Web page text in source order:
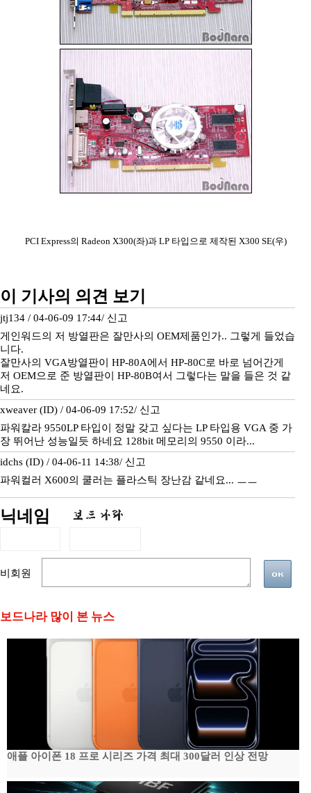
PCI Express의 Radeon X300(좌)과 LP 타입으로 제작된 X300 SE(우)
이 기사의 의견 보기
jtj134 / 04-06-09 17:44/ 신고
게인워드의 저 방열판은 잘만사의 OEM제품인가.. 그렇게 들었습
니다.
잘만사의 VGA방열판이 HP-80A에서 HP-80C로 바로 넘어간게
저 OEM으로 준 방열판이 HP-80B여서 그렇다는 말을 들은 것 같
네요.
xweaver (ID) / 04-06-09 17:52/ 신고
파워칼라 9550LP 타입이 정말 갖고 싶다는 LP 타입용 VGA 중 가
장 뛰어난 성능일듯 하네요 128bit 메모리의 9550 이라...
idchs (ID) / 04-06-11 14:38/ 신고
파워컬러 X600의 쿨러는 플라스틱 장난감 같네요... ㅡㅡ
닉네임
비회원
보드나라 많이 본 뉴스
애플 아이폰 18 프로 시리즈 가격 최대 300달러 인상 전망